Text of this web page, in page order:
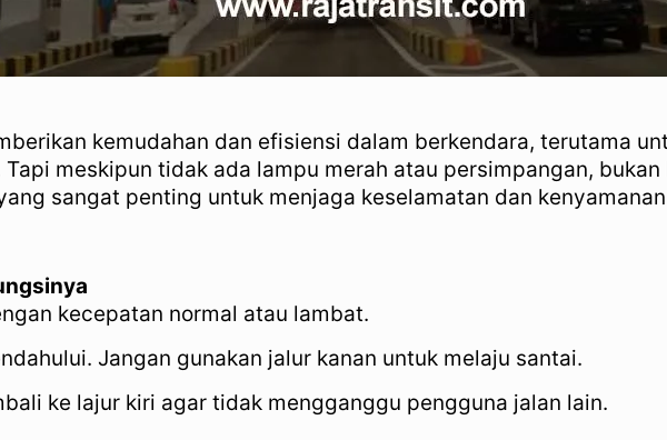
kemudahan dan efisiensi dalam berkendara, terutama
meskipun tidak ada lampu merah atau persimpangan,
sangat penting untuk menjaga keselamatan dan
kecepatan normal atau lambat.
Jangan gunakan jalur kanan untuk melaju santai.
ke lajur kiri agar tidak mengganggu pengguna jalan lain.